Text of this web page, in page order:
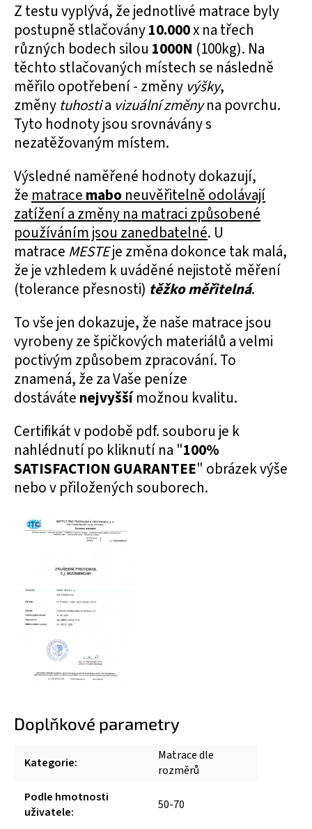
Z testu vyplývá, že jednotlivé matrace byly
postupně stlačovány10.000x na třech
různých bodech silou 1000N (100kg). Na
těchto stlačovaných místech se následně
měřilo opotřebení - změny výšky,
změny tuhostia vizuální změny na povrchu.
Tyto hodnoty jsou srovnávány s
nezatěžovaným místem.
Výsledné naměřené hodnoty dokazují,
že matrace mabo neuvěřitelně odolávají
zatížení a změny na matraci způsobené
používáním jsou zanedbatelné. U
matrace MESTEje změna dokonce tak malá,
že je vzhledem k uváděné nejistotě měření
(tolerance přesnosti) těžko měřitelná.
To vše jen dokazuje, že naše matrace jsou
vyrobeny ze špičkových materiálů a velmi
poctivým způsobem zpracování. To
znamená, že za Vaše peníze
dostáváte nejvyšší možnou kvalitu.
Certifikát v podobě pdf. souboru je k
nahlédnutí po kliknutí na "100%
SATISFACTION GUARANTEE" obrázek výše
nebo v přiložených souborech.
Doplňkové parametry
Kategorie:
Matrace dle
rozměrů
Podle hmotnosti
uživatele: 50-70